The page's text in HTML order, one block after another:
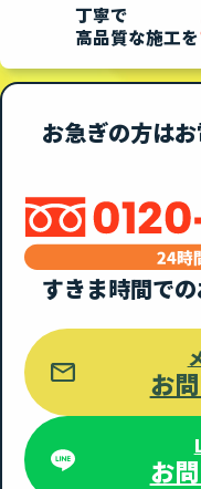
丁寧で
高品質な施工を
お急ぎの方は
すきま時間での
お
お